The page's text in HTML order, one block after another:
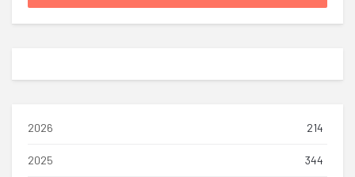
2026 214
2025 344